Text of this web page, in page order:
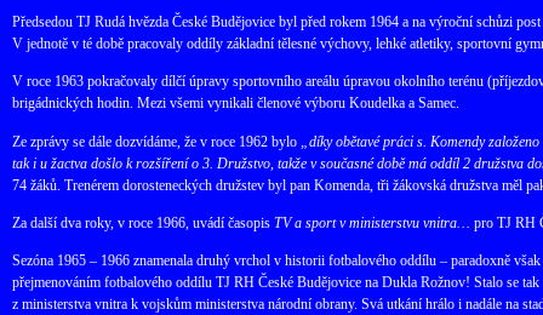
Předsedou TJ Rudá hvězda České Budějovice byl před rokem 1964 a na výroční schůzi
V jednotě v té době pracovaly oddíly základní tělesné výchovy, lehké atletiky, sportovní
V roce 1963 pokračovaly dílčí úpravy sportovního areálu úpravou okolního terénu
brigádnických hodin. Mezi všemi vynikali členové výboru Koudelka a Samec.
Ze zprávy se dále dozvídáme, že v roce 1962 bylo
„díky obětavé práci s. Komendy
tak i u žactva došlo k rozšíření o 3. Družstvo, takže v současné době má oddíl 2 družstva
74 žáků. Trenérem dorosteneckých družstev byl pan Komenda, tři žákovská družstva měl
Za další dva roky, v roce 1966, uvádí časopis TV a sport v ministerstvu vnitra… pro TJ RH
Sezóna 1965 – 1966 znamenala druhý vrchol v historii fotbalového oddílu – paradoxně
přejmenováním fotbalového oddílu TJ RH České Budějovice na Dukla Rožnov! Stalo se
z ministerstva vnitra k vojskům ministerstva národní obrany. Svá utkání hrálo i nadále na